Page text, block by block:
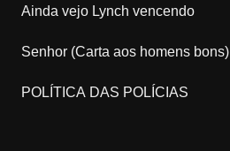
Ainda vejo Lynch vencendo
Senhor (Carta aos homens bons)
POLÍTICA DAS POLÍCIAS